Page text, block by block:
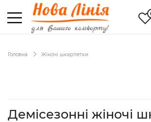
Головна Жіночі шкарпетки
Демісезонні жіночі